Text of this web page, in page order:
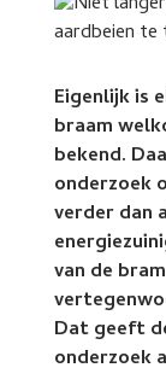
Eigenlijk is
braam
bekend.
onderzoek
verder dan
van de
Dat geeft
onderzoek